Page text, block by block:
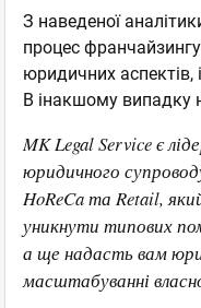
З наведеної
процес
юридичних аспектів,
В інакшому випадку
MK Legal Service є
юридичного
HoReCa та Retail,
уникнути типових
а ще надасть вам
масштабуванні